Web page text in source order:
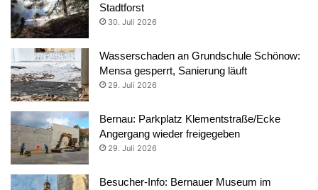
Stadtforst
30. Juli 2026
Wasserschaden an Grundschule Schönow:
Mensa gesperrt, Sanierung läuft
29. Juli 2026
Bernau: Parkplatz Klementstraße/Ecke
Angergang wieder freigegeben
29. Juli 2026
Besucher-Info: Bernauer Museum im